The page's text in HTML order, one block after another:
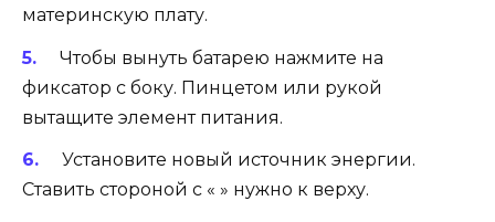
материнскую плату.
Чтобы вынуть батарею нажмите на
фиксатор с боку. Пинцетом или рукой
вытащите элемент питания.
Установите новый источник энергии.
Ставить стороной с « » нужно к верху.